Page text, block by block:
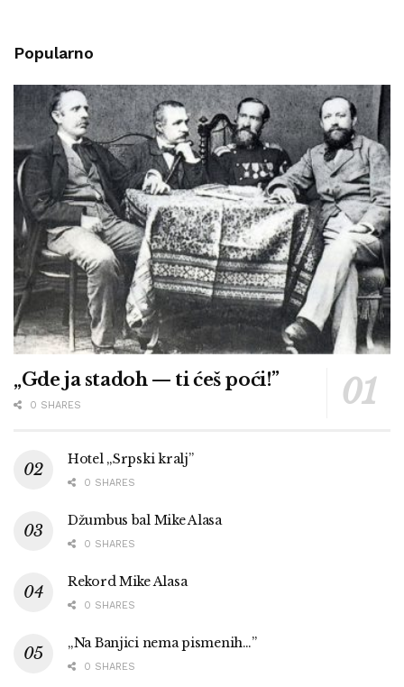
Popularno
„Gde ja stadoh — ti ćeš poći!”
0 SHARES
Hotel „Srpski kralj”
0 SHARES
Džumbus bal Mike Alasa
0 SHARES
Rekord Mike Alasa
0 SHARES
„Na Banjici nema pismenih…”
0 SHARES